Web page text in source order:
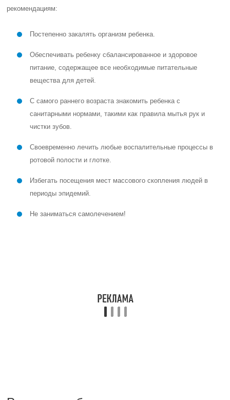
рекомендациям:
Постепенно закалять организм ребенка.
Обеспечивать ребенку сбалансированное и здоровое
питание, содержащее все необходимые питательные
вещества для детей.
С самого раннего возраста знакомить ребенка с
санитарными нормами, такими как правила мытья рук и
чистки зубов.
Своевременно лечить любые воспалительные процессы в
ротовой полости и глотке.
Избегать посещения мест массового скопления людей в
периоды эпидемий.
Не заниматься самолечением!